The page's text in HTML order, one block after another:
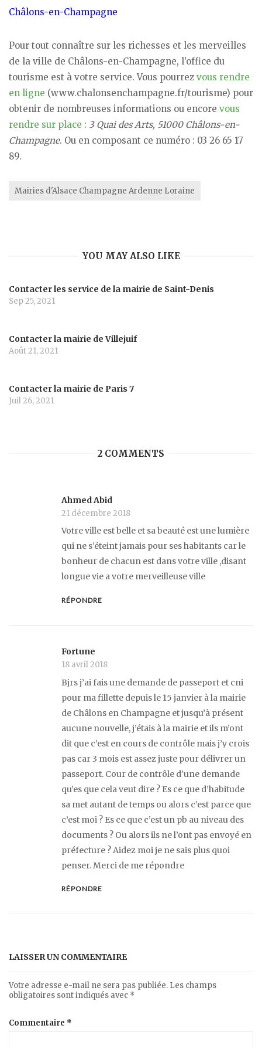
Châlons-en-Champagne
Pour tout connaître sur les richesses et les merveilles
de la ville de Châlons-en-Champagne, l’office du
tourisme est à votre service. Vous pourrez vous rendre
en ligne (www.chalonsenchampagne.fr/tourisme) pour
obtenir de nombreuses informations ou encore vous
rendre sur place : 3 Quai des Arts, 51000 Châlons-en-
Champagne. Ou en composant ce numéro : 03 26 65 17
89.
Mairies d'Alsace Champagne Ardenne Loraine
YOU MAY ALSO LIKE
Contacter les service de la mairie de Saint-Denis
Sep 25, 2021
Contacter la mairie de Villejuif
Août 21, 2021
Contacter la mairie de Paris 7
Juil 26, 2021
2 COMMENTS
Ahmed Abid
21 décembre 2018
Votre ville est belle et sa beauté est une lumière
qui ne s’éteint jamais pour ses habitants car le
bonheur de chacun est dans votre ville ,disant
longue vie a votre merveilleuse ville
RÉPONDRE
Fortune
18 avril 2018
Bjrs j’ai fais une demande de passeport et cni
pour ma fillette depuis le 15 janvier à la mairie
de Châlons en Champagne et jusqu’à présent
aucune nouvelle, j’étais à la mairie et ils m’ont
dit que c’est en cours de contrôle mais j’y crois
pas car 3 mois est assez juste pour délivrer un
passeport. Cour de contrôle d’une demande
qu’es que cela veut dire ? Es ce que d’habitude
sa met autant de temps ou alors c’est parce que
c’est moi ? Es ce que c’est un pb au niveau des
documents ? Ou alors ils ne l’ont pas envoyé en
préfecture ? Aidez moi je ne sais plus quoi
penser. Merci de me répondre
RÉPONDRE
LAISSER UN COMMENTAIRE
Votre adresse e-mail ne sera pas publiée. Les champs
obligatoires sont indiqués avec *
Commentaire *